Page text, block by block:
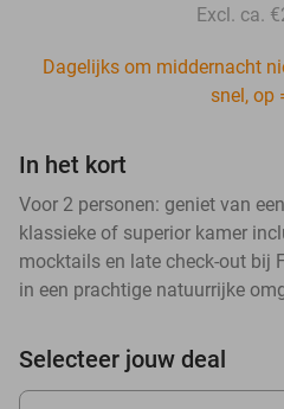
Excl. ca.
Dagelijks om middernacht
snel, op
In het kort
Voor 2 personen: geniet van
klassieke of superior kamer
mocktails en late check-out bij
in een prachtige natuurrijke
Selecteer jouw deal